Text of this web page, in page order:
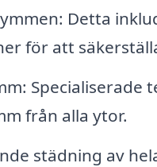
Detta
för att
från alla ytor.
städning av